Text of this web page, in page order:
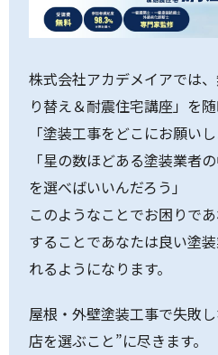
株式会社アカデメイアでは
り替え＆耐震住宅講座」を
「塗装工事をどこにお願いし
「星の数ほどある塗装業者
を選べばいいんだろう」
このようなことでお困りで
することであなたは良い塗
れるようになります。
屋根・外壁塗装工事で失敗
店を選ぶこと”に尽きます。